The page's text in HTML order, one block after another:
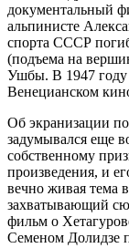
документальный
альпинисте
спорта СССР
(подъема на
Ушбы. В 1947 году
Венецианском
Об экранизации
задумывался еще
собственному
произведения, и
вечно живая тема
захватывающий
фильм о
Семеном Долидзе